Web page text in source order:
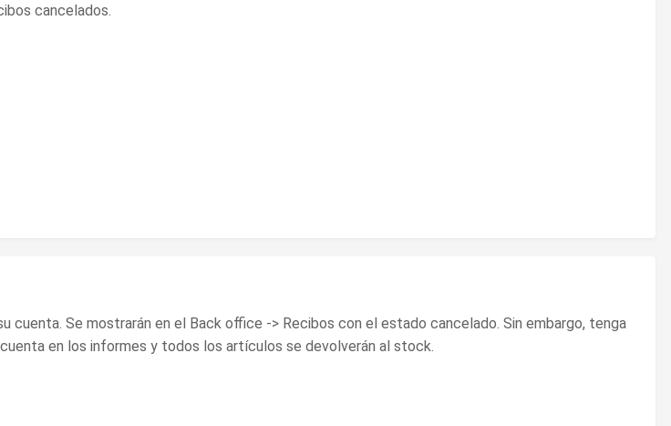
cancelados.
cuenta. Se mostrarán en el Back office -> Recibos con el estado cancelado. Sin embargo, tenga
en los informes y todos los artículos se devolverán al stock.